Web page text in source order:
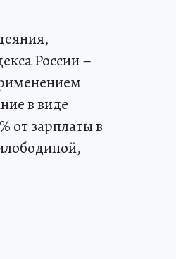
России –
в виде
от зарплаты в